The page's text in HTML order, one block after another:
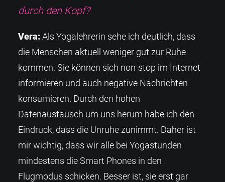
durch den Kopf?
Vera:Als Yogalehrerin sehe ich deutlich, dass
die Menschen aktuell weniger gut zur Ruhe
kommen. Sie können sich non-stop im Internet
informieren und auch negative Nachrichten
konsumieren. Durch den hohen
Datenaustausch um uns herum habe ich den
Eindruck, dass die Unruhe zunimmt. Daher ist
mir wichtig, dass wir alle bei Yogastunden
mindestens die Smart Phones in den
Flugmodus schicken. Besser ist, sie erst gar